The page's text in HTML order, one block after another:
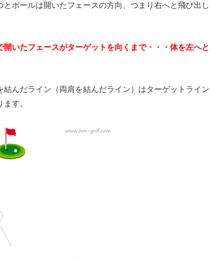
とボールは開いたフェースの方向、つまり右へと飛び出し
開いたフェースがターゲットを向くまで・・・体を左へと
結んだライン（両肩を結んだライン）はターゲットライン
す。